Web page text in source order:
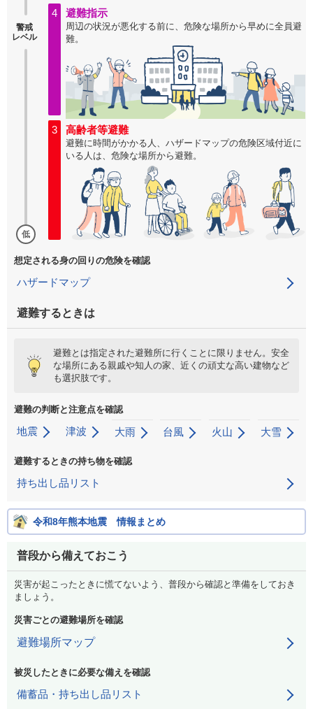
警戒
レベル
4 避難指示
周辺の状況が悪化する前に、危険な場所から早めに全員避
難。
低
3 高齢者等避難
避難に時間がかかる人、ハザードマップの危険区域付近に
いる人は、危険な場所から避難。
想定される身の回りの危険を確認
ハザードマップ
避難するときは
避難とは指定された避難所に行くことに限りません。安全
な場所にある親戚や知人の家、近くの頑丈な高い建物など
も選択肢です。
避難の判断と注意点を確認
地震 津波 大雨 台風 火山 大雪
避難するときの持ち物を確認
持ち出し品リスト
令和8年熊本地震 情報まとめ
普段から備えておこう
災害が起こったときに慌てないよう、普段から確認と準備をしておき
ましょう。
災害ごとの避難場所を確認
避難場所マップ
被災したときに必要な備えを確認
備蓄品・持ち出し品リスト